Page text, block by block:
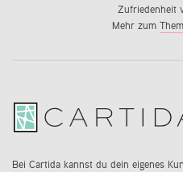
Zufriedenheit
Mehr zum
Bei Cartida kannst du dein eigenes